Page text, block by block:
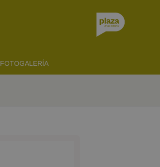
FOTOGALERÍA